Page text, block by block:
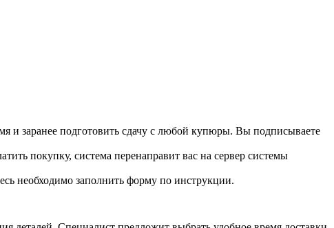
и заранее подготовить сдачу с любой купюры. Вы подписываете
покупку, система перенаправит вас на сервер системы
необходимо заполнить форму по инструкции.